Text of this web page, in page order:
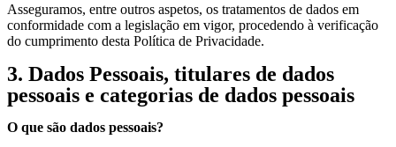
Asseguramos, entre outros aspetos, os tratamentos de dados em
conformidade com a legislação em vigor, procedendo à verificação
do cumprimento desta Política de Privacidade.
3. Dados Pessoais, titulares de dados
pessoais e categorias de dados pessoais
O que são dados pessoais?